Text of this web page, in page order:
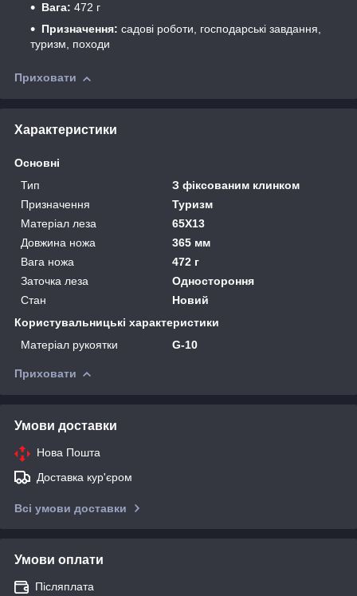
Вага: 472 г
Призначення: садові роботи, господарські завдання,
туризм, походи
Приховати
Характеристики
Основні
Тип
З фіксованим клинком
Призначення
Туризм
Матеріал леза
65Х13
Довжина ножа
365 мм
Вага ножа
472 г
Заточка леза
Одностороння
Стан
Новий
Користувальницькі характеристики
Матеріал рукоятки
G-10
Приховати
Умови доставки
Нова Пошта
Доставка кур'єром
Всі умови доставки
Умови оплати
Післяплата